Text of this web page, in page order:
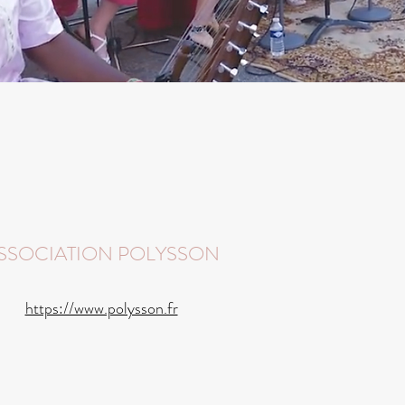
POLYSSON
https://www.polysson.fr